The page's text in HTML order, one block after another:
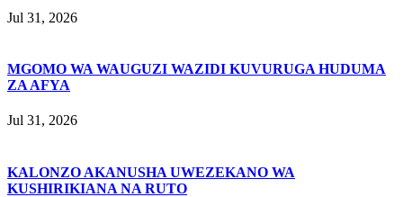
Jul 31, 2026
MGOMO WA WAUGUZI WAZIDI KUVURUGA HUDUMA
ZA AFYA
Jul 31, 2026
KALONZO AKANUSHA UWEZEKANO WA
KUSHIRIKIANA NA RUTO